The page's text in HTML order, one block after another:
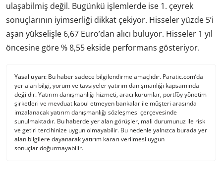
ulaşabilmiş değil. Bugünkü işlemlerde ise 1. çeyrek
sonuçlarının iyimserliği dikkat çekiyor. Hisseler yüzde 5’i
aşan yükselişle 6,67 Euro’dan alıcı buluyor. Hisseler 1 yıl
öncesine göre % 8,55 ekside performans gösteriyor.
Yasal uyarı: Bu haber sadece bilgilendirme amaçlıdır. Paratic.com’da
yer alan bilgi, yorum ve tavsiyeler yatırım danışmanlığı kapsamında
değildir. Yatırım danışmanlığı hizmeti, aracı kurumlar, portföy yönetim
şirketleri ve mevduat kabul etmeyen bankalar ile müşteri arasında
imzalanacak yatırım danışmanlığı sözleşmesi çerçevesinde
sunulmaktadır. Bu haberde yer alan görüşler, mali durumunuz ile risk
ve getiri tercihinize uygun olmayabilir. Bu nedenle yalnızca burada yer
alan bilgilere dayanarak yatırım kararı verilmesi uygun
sonuçlar doğurmayabilir.